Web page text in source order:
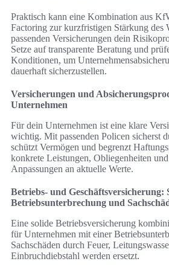
Praktisch kann eine Kombination aus
Factoring zur kurzfristigen Stärkung des
passenden Versicherungen dein
Setze auf transparente Beratung und
Konditionen, um
dauerhaft sicherzustellen.
Versicherungen und
Unternehmen
Für dein Unternehmen ist eine klare
wichtig. Mit passenden Policen sicherst
schützt Vermögen und begrenzt
konkrete Leistungen, Obliegenheiten
Anpassungen an aktuelle Werte.
Betriebs- und Geschäftsversicherung:
Betriebsunterbrechung und
Eine solide Betriebsversicherung
für Unternehmen mit einer
Sachschäden durch Feuer,
Einbruchdiebstahl werden ersetzt.